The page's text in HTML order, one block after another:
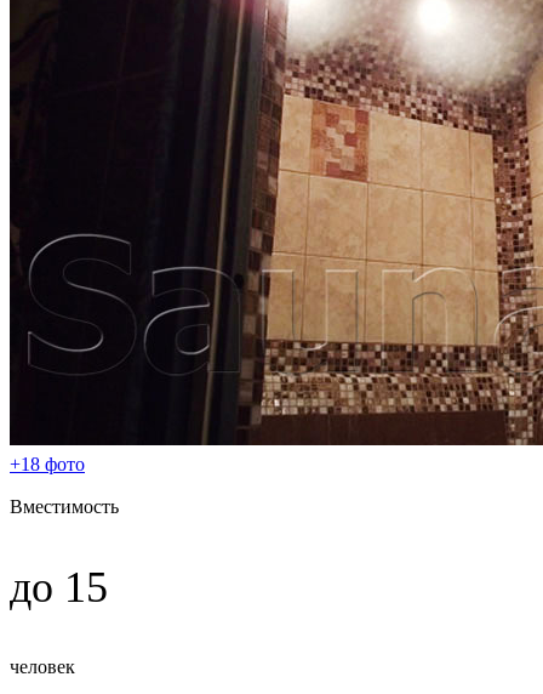
+18 фото
Вместимость
до 15
человек